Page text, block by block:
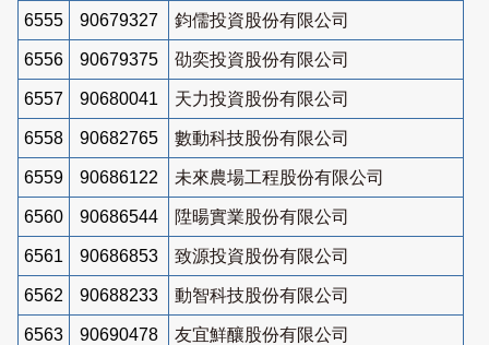
6555 90679327 鈞儒投資股份有限公司
6556 90679375 劭奕投資股份有限公司
6557 90680041 天力投資股份有限公司
6558 90682765 數動科技股份有限公司
6559 90686122 未來農場工程股份有限公司
6560 90686544 陞暘實業股份有限公司
6561 90686853 致源投資股份有限公司
6562 90688233 動智科技股份有限公司
6563 90690478 友宜鮮釀股份有限公司